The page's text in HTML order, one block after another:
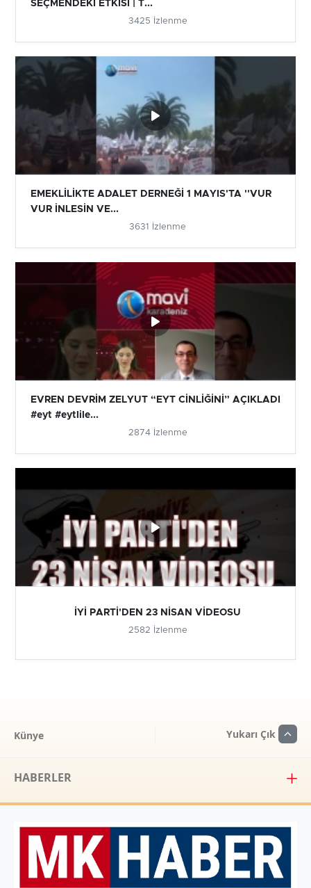
SEÇMENDEKİ ETKİSİ | T...
3425 İzlenme
EMEKLİLİKTE ADALET DERNEĞİ 1 MAYIS'TA ''VUR
VUR İNLESİN VE...
3631 İzlenme
EVREN DEVRİM ZELYUT “EYT CİNLİĞİNİ” AÇIKLADI
#eyt #eytlile...
2874 İzlenme
İYİ PARTİ'DEN 23 NİSAN VİDEOSU
2582 İzlenme
Künye Yukarı Çık
HABERLER